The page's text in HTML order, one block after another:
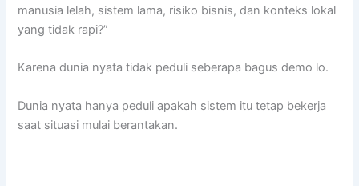
manusia lelah, sistem lama, risiko bisnis, dan konteks lokal
yang tidak rapi?”
Karena dunia nyata tidak peduli seberapa bagus demo lo.
Dunia nyata hanya peduli apakah sistem itu tetap bekerja
saat situasi mulai berantakan.